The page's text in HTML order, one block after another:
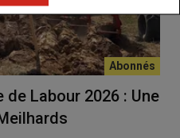
de Labour 2026 : Une